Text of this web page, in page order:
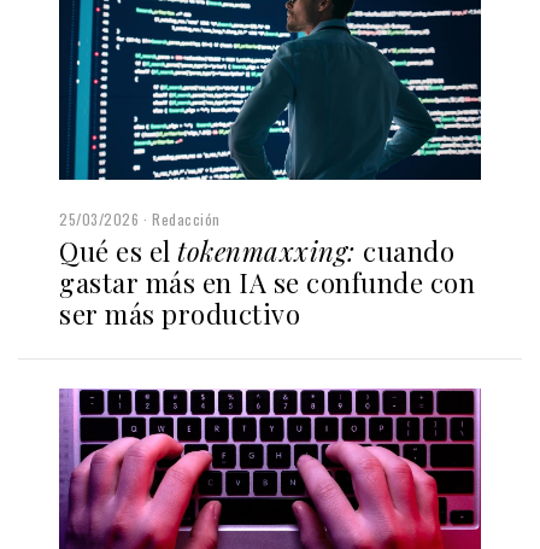
25/03/2026 Redacción
Qué es el tokenmaxxing: cuando
gastar más en IA se confunde con
ser más productivo